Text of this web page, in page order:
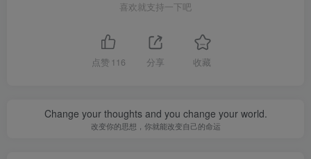
喜欢就支持一下吧
点赞 116 分享 收藏
Change your thoughts and you change your world.
改变你的思想，你就能改变自己的命运